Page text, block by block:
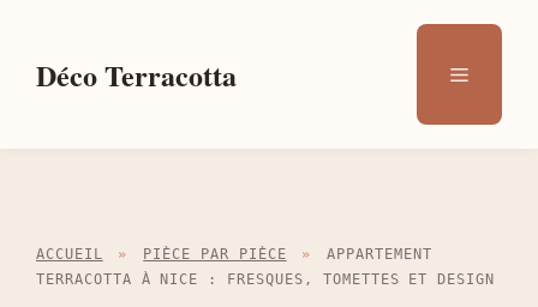
contenuDéco Terracotta Menu
ACCUEIL » PIÈCE PAR PIÈCE »
APPARTEMENT
TERRACOTTA À NICE : FRESQUES, TOMETTES ET DESIGN